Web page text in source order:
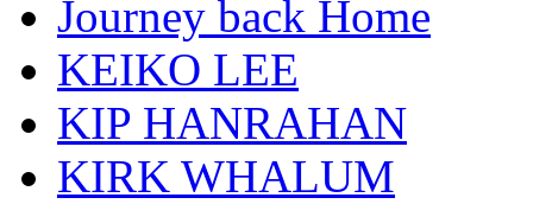
Journey back Home
KEIKO LEE
KIP HANRAHAN
KIRK WHALUM